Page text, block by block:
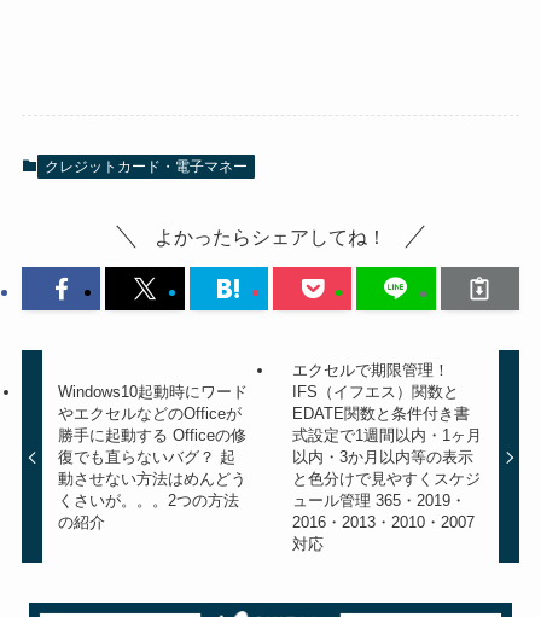
クレジットカード・電子マネー
よかったらシェアしてね！
Windows10起動時にワード
やエクセルなどのOfficeが
勝手に起動する Officeの修
復でも直らないバグ？ 起
動させない方法はめんどう
くさいが。。。2つの方法
の紹介
エクセルで期限管理！
IFS（イフエス）関数と
EDATE関数と条件付き書
式設定で1週間以内・1ヶ月
以内・3か月以内等の表示
と色分けで見やすくスケジ
ュール管理 365・2019・
2016・2013・2010・2007
対応